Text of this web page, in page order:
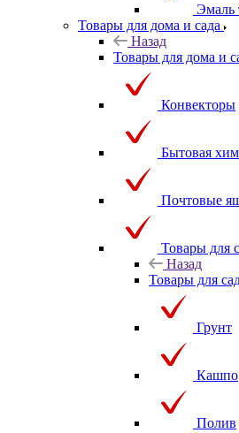
Эмаль
Товары для дома и сада
Назад
Товары для дома и
Конвекторы
Бытовая
Почтовые
Товары для
Назад
Товары для
Грунт
Кашпо
Полив